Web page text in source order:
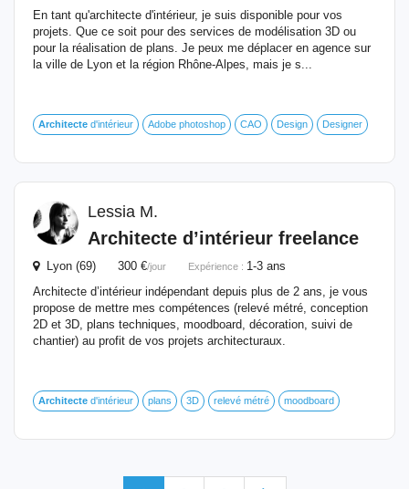
En tant qu'architecte d'intérieur, je suis disponible pour vos
projets. Que ce soit pour des services de modélisation 3D ou
pour la réalisation de plans. Je peux me déplacer en agence sur
la ville de Lyon et la région Rhône-Alpes, mais je s...
Architecte d'intérieur Adobe photoshop CAO Design Designer
Lessia M.
Architecte d’intérieur freelance
Lyon (69) 300 €/jour Expérience : 1-3 ans
Architecte d’intérieur indépendant depuis plus de 2 ans, je vous
propose de mettre mes compétences (relevé métré, conception
2D et 3D, plans techniques, moodboard, décoration, suivi de
chantier) au profit de vos projets architecturaux.
Architecte d'intérieur plans 3D relevé métré moodboard